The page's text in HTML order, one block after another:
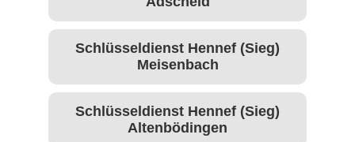
Schlüsseldienst Hennef (Sieg)
Meisenbach
Schlüsseldienst Hennef (Sieg)
Altenbödingen